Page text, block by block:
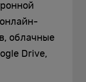
облачные
Drive,